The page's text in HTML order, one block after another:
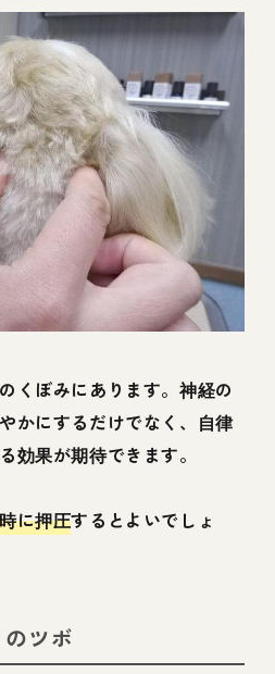
くぼみにあります。神経の
かにするだけでなく、自律
効果が期待できます。
に押圧するとよいでしょ
ツボ